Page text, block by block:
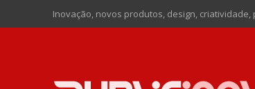
Inovação, novos produtos, design,